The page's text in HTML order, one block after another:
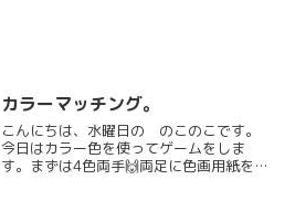
カラーマッチング。
こんにちは、水曜日の のこのこです。
今日はカラー色を使ってゲームをしま
す。まずは4色両手🙌両足に色画用紙をつ